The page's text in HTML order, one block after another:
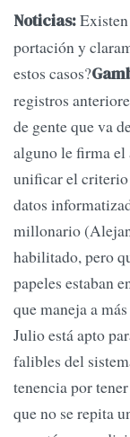
Noticias:
portación y
estos casos?
registros
de gente que va
alguno le firma el
unificar el criterio
datos
millonario
habilitado, pero
papeles estaban
que maneja a
Julio está apto
falibles del
tenencia por
que no se repita